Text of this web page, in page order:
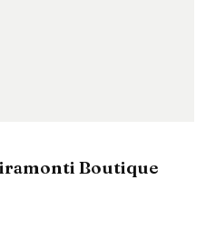
Boutique